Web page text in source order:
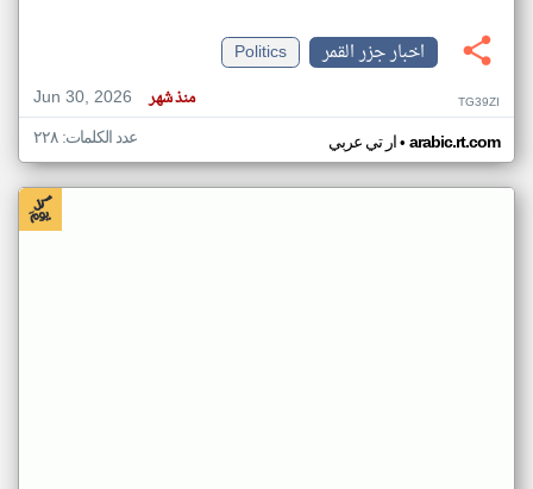
اخبار جزر القمر
Politics
Jun 30, 2026
منذ شهر TG39ZI
ار تي عربي• arabic.rt.com عدد الكلمات: ٢٢٨